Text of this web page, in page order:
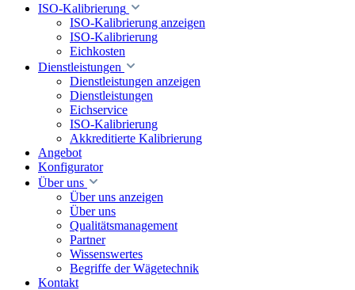
ISO-Kalibrierung
ISO-Kalibrierung anzeigen
ISO-Kalibrierung
Eichkosten
Dienstleistungen
Dienstleistungen anzeigen
Dienstleistungen
Eichservice
ISO-Kalibrierung
Akkreditierte Kalibrierung
Angebot
Konfigurator
Über uns
Über uns anzeigen
Über uns
Qualitätsmanagement
Partner
Wissenswertes
Begriffe der Wägetechnik
Kontakt